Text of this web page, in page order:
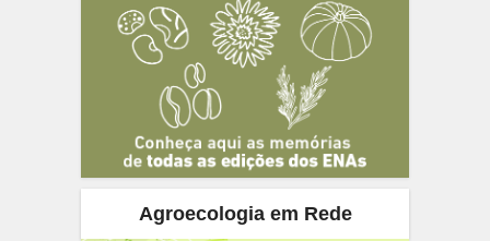
Agroecologia em Rede